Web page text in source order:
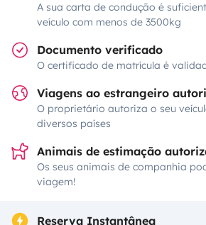
A sua carta de condução é
veículo com menos de 3500kg
Documento verificado
O certificado de matrícula é
Viagens ao estrangeiro
O proprietário autoriza o seu
diversos países
Animais de estimação
Os seus animais de companhia
viagem!
Reserva Instantânea